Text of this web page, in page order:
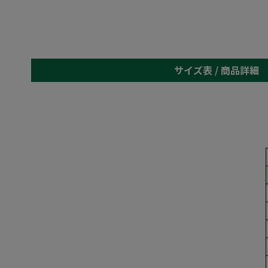
サイズ表 / 商品詳細